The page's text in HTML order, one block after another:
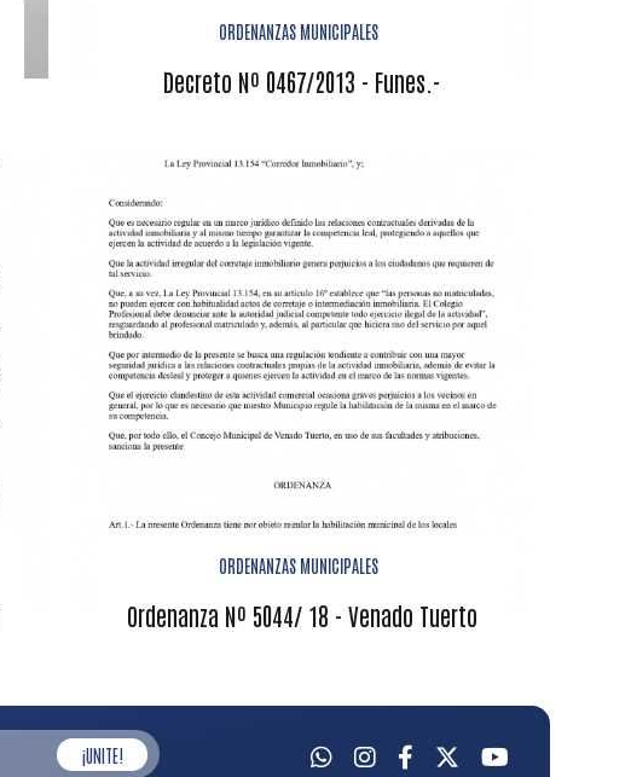
ORDENANZAS MUNICIPALES
Decreto Nº 0467/2013 - Funes.-
ORDENANZAS MUNICIPALES
Ordenanza Nº 5044/ 18 - Venado Tuerto
¡UNITE!